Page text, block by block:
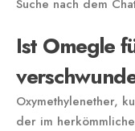
Suche nach dem
Ist Omegle
Oxymethylenether,
der im